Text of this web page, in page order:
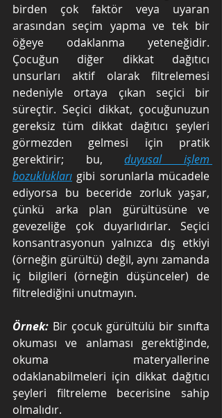
birden çok faktör veya uyaran
arasından seçim yapma ve tek bir
öğeye odaklanma yeteneğidir.
Çocuğun diğer dikkat dağıtıcı
unsurları aktif olarak filtrelemesi
nedeniyle ortaya çıkan seçici bir
süreçtir. Seçici dikkat, çocuğunuzun
gereksiz tüm dikkat dağıtıcı şeyleri
görmezden gelmesi için pratik
gerektirir; bu, duyusal işlem
bozuklukları gibi sorunlarla mücadele
ediyorsa bu beceride zorluk yaşar,
çünkü arka plan gürültüsüne ve
gevezeliğe çok duyarlıdırlar. Seçici
konsantrasyonun yalnızca dış etkiyi
(örneğin gürültü) değil, aynı zamanda
iç bilgileri (örneğin düşünceler) de
filtrelediğini unutmayın.
Örnek: Bir çocuk gürültülü bir sınıfta
okuması ve anlaması gerektiğinde,
okuma materyallerine
odaklanabilmeleri için dikkat dağıtıcı
şeyleri filtreleme becerisine sahip
olmalıdır.